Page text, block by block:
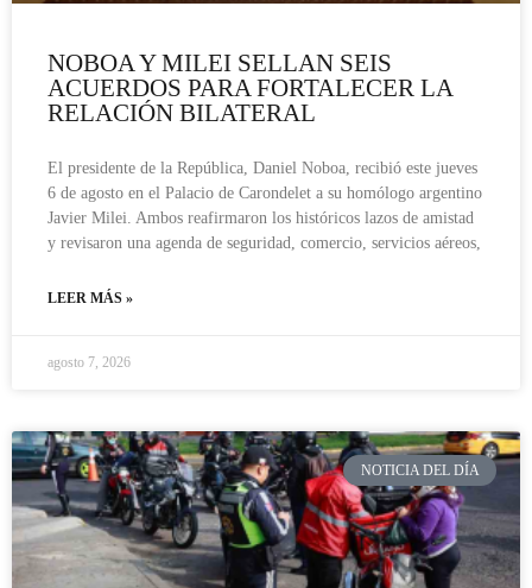
NOBOA Y MILEI SELLAN SEIS
ACUERDOS PARA FORTALECER LA
RELACIÓN BILATERAL
El presidente de la República, Daniel Noboa, recibió este jueves
6 de agosto en el Palacio de Carondelet a su homólogo argentino
Javier Milei. Ambos reafirmaron los históricos lazos de amistad
y revisaron una agenda de seguridad, comercio, servicios aéreos,
LEER MÁS »
agosto 7, 2026
NOTICIA DEL DÍA